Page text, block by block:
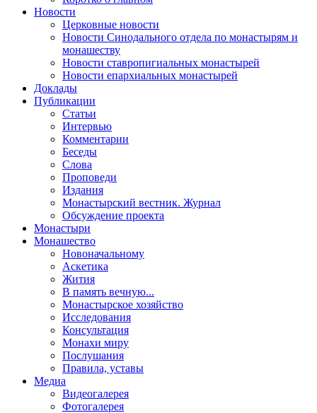
Новости
Церковные новости
Новости Синодального отдела по монастырям и
монашеству
Новости ставропигиальных монастырей
Новости епархиальных монастырей
Доклады
Публикации
Статьи
Интервью
Комментарии
Беседы
Слова
Проповеди
Издания
Монастырский вестник. Журнал
Обсуждение проекта
Монастыри
Монашество
Новоначальному
Аскетика
Жития
В память вечную...
Монастырское хозяйство
Исследования
Консультация
Монахи миру
Послушания
Правила, уставы
Медиа
Видеогалерея
Фотогалерея